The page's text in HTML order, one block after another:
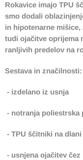
Rokavice imajo TPU
smo dodali
in hipotenarne
tudi ojačitve oprijema
ranljivih predelov na
Sestava in značilnosti:
- izdelano iz usnja
- notranja poliestrska
- TPU ščitniki na
- usnjena ojačitev čez